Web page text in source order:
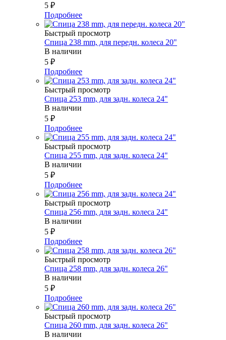
5 ₽
Подробнее
Быстрый просмотр
Спица 238 mm, для передн. колеса 20"
В наличии
5 ₽
Подробнее
Быстрый просмотр
Спица 253 mm, для задн. колеса 24"
В наличии
5 ₽
Подробнее
Быстрый просмотр
Спица 255 mm, для задн. колеса 24"
В наличии
5 ₽
Подробнее
Быстрый просмотр
Спица 256 mm, для задн. колеса 24"
В наличии
5 ₽
Подробнее
Быстрый просмотр
Спица 258 mm, для задн. колеса 26"
В наличии
5 ₽
Подробнее
Быстрый просмотр
Спица 260 mm, для задн. колеса 26"
В наличии